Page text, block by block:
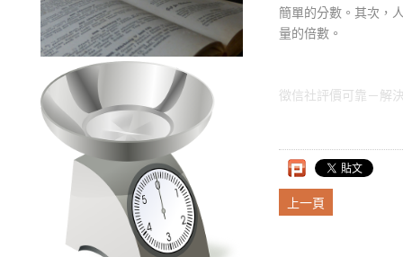
簡單的分數。其次，
量的倍數。
徵信社評價可靠－解
上一頁